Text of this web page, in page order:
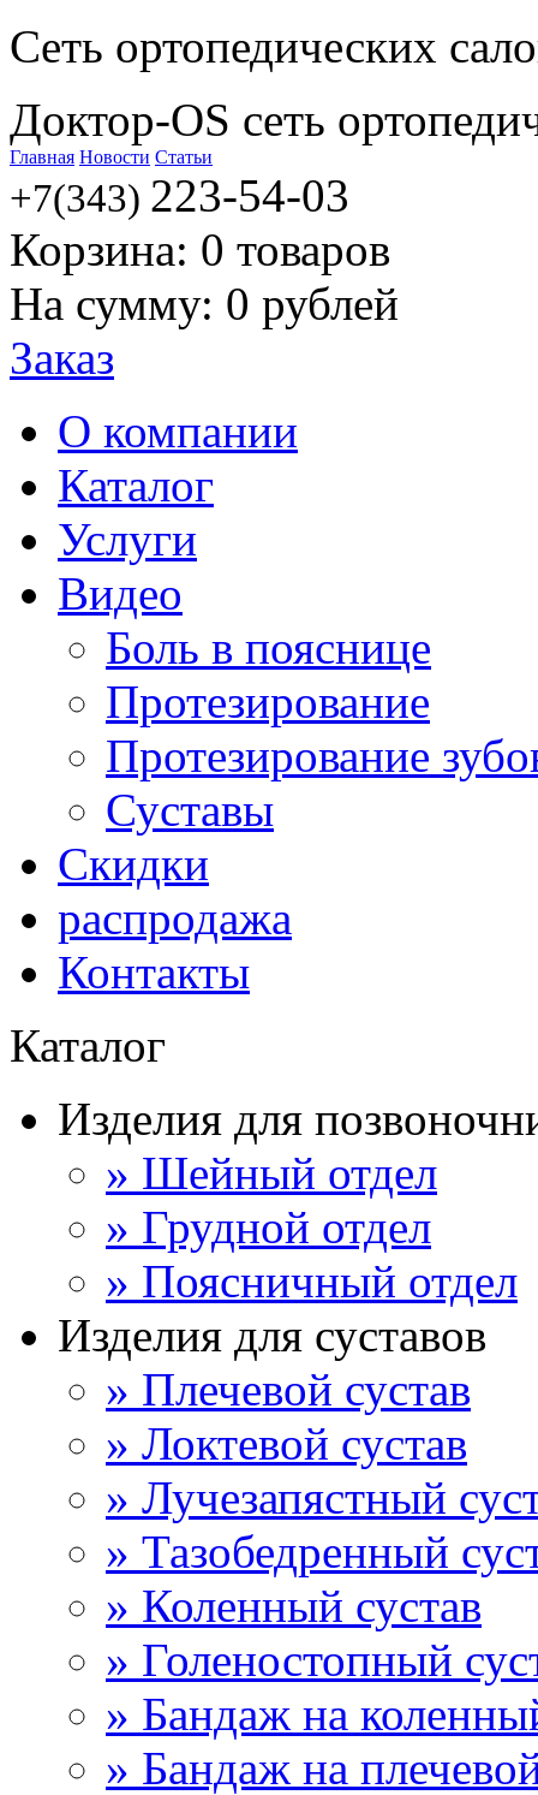
Сеть ортопедических
Доктор-OS сеть
Главная Новости Статьи
+7(343) 223-54-03
Корзина: 0 товаров
На сумму: 0 рублей
Заказ
О компании
Каталог
Услуги
Видео
Боль в пояснице
Протезирование
Протезирование
Суставы
Скидки
распродажа
Контакты
Каталог
Изделия для
» Шейный отдел
» Грудной отдел
» Поясничный отдел
Изделия для суставов
» Плечевой сустав
» Локтевой сустав
» Лучезапястный
» Тазобедренный
» Коленный сустав
» Голеностопный
» Бандаж на
» Бандаж на